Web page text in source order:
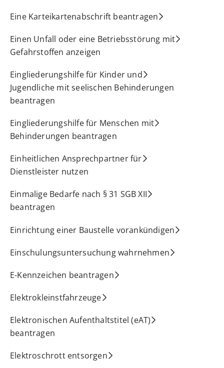
Eine Karteikartenabschrift beantragen
Einen Unfall oder eine Betriebsstörung mit
Gefahrstoffen anzeigen
Eingliederungshilfe für Kinder und
Jugendliche mit seelischen Behinderungen
beantragen
Eingliederungshilfe für Menschen mit
Behinderungen beantragen
Einheitlichen Ansprechpartner für
Dienstleister nutzen
Einmalige Bedarfe nach § 31 SGB XII
beantragen
Einrichtung einer Baustelle vorankündigen
Einschulungsuntersuchung wahrnehmen
E-Kennzeichen beantragen
Elektrokleinstfahrzeuge
Elektronischen Aufenthaltstitel (eAT)
beantragen
Elektroschrott entsorgen